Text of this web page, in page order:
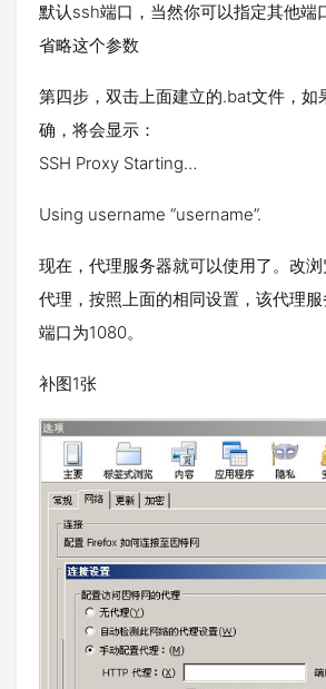
默认ssh端口，当然你可以指定其他端
省略这个参数
第四步，双击上面建立的.bat文件，如
确，将会显示：
SSH Proxy Starting…
Using username “username”.
现在，代理服务器就可以使用了。改
代理，按照上面的相同设置，该代理服
端口为1080。
补图1张